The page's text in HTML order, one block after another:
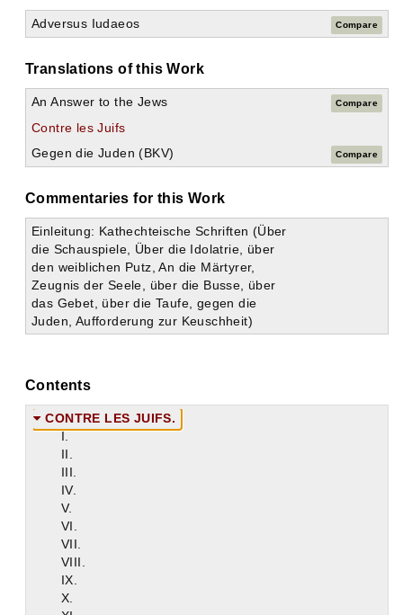
Adversus Iudaeos Compare
Translations of this Work
An Answer to the Jews Compare
Contre les Juifs
Gegen die Juden (BKV)
Compare
Commentaries for this Work
Einleitung: Kathechteische Schriften (Über
die Schauspiele, Über die Idolatrie, über
den weiblichen Putz, An die Märtyrer,
Zeugnis der Seele, über die Busse, über
das Gebet, über die Taufe, gegen die
Juden, Aufforderung zur Keuschheit)
Contents
CONTRE LES JUIFS.
I.
II.
III.
IV.
V.
VI.
VII.
VIII.
IX.
X.